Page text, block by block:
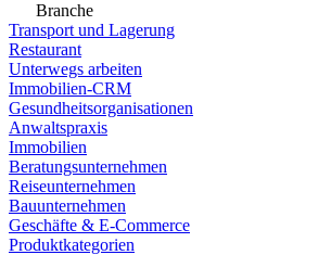
Branche
Transport und Lagerung
Restaurant
Unterwegs arbeiten
Immobilien-CRM
Gesundheitsorganisationen
Anwaltspraxis
Immobilien
Beratungsunternehmen
Reiseunternehmen
Bauunternehmen
Geschäfte & E-Commerce
Produktkategorien